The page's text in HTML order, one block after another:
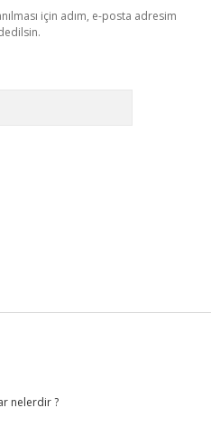
için adım, e-posta adresim
nelerdir ?